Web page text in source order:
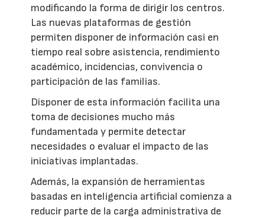
modificando la forma de dirigir los centros.
Las nuevas plataformas de gestión
permiten disponer de información casi en
tiempo real sobre asistencia, rendimiento
académico, incidencias, convivencia o
participación de las familias.
Disponer de esta información facilita una
toma de decisiones mucho más
fundamentada y permite detectar
necesidades o evaluar el impacto de las
iniciativas implantadas.
Además, la expansión de herramientas
basadas en inteligencia artificial comienza a
reducir parte de la carga administrativa de